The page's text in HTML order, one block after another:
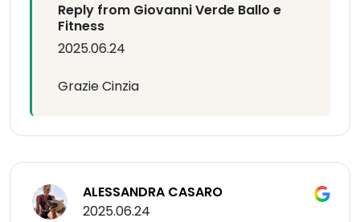
Reply from Giovanni Verde Ballo e
Fitness
2025.06.24
Grazie Cinzia
ALESSANDRA CASARO
2025.06.24